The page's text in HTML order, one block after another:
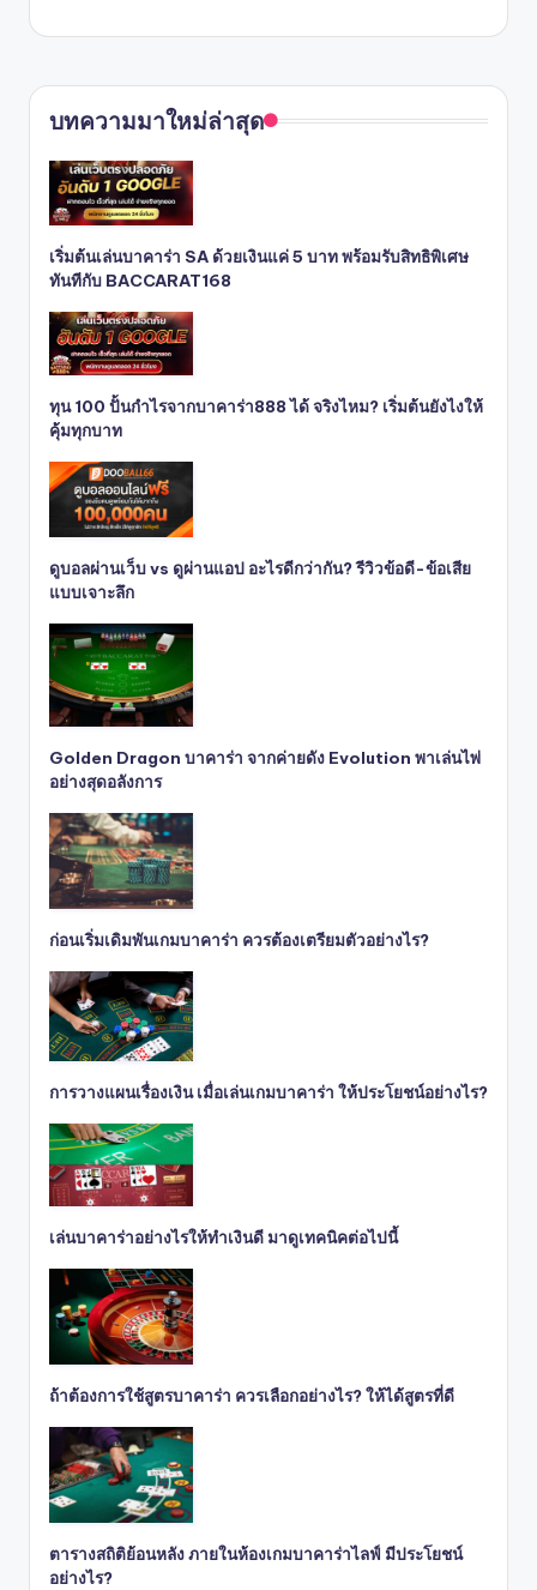
บทความมาใหม่ล่าสุด
เริ่มต้นเล่นบาคาร่า SA ด้วยเงินแค่ 5 บาท พร้อมรับสิทธิพิเศษ
ทันทีกับ BACCARAT168
ทุน 100 ปั้นกำไรจากบาคาร่า888 ได้ จริงไหม? เริ่มต้นยังไงให้
คุ้มทุกบาท
ดูบอลผ่านเว็บ vs ดูผ่านแอป อะไรดีกว่ากัน? รีวิวข้อดี-ข้อเสีย
แบบเจาะลึก
Golden Dragon บาคาร่า จากค่ายดัง Evolution พาเล่นไพ่
อย่างสุดอลังการ
ก่อนเริ่มเดิมพันเกมบาคาร่า ควรต้องเตรียมตัวอย่างไร?
การวางแผนเรื่องเงิน เมื่อเล่นเกมบาคาร่า ให้ประโยชน์อย่างไร?
เล่นบาคาร่าอย่างไรให้ทำเงินดี มาดูเทคนิคต่อไปนี้
ถ้าต้องการใช้สูตรบาคาร่า ควรเลือกอย่างไร? ให้ได้สูตรที่ดี
ตารางสถิติย้อนหลัง ภายในห้องเกมบาคาร่าไลฟ์ มีประโยชน์
อย่างไร?